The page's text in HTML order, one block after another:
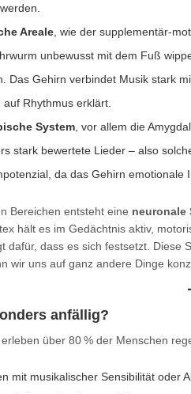
Areale , wie der supplementär-
unbewusst mit dem Fuß
Das Gehirn verbindet Musik stark
auf Rhythmus erklärt.
System , vor allem die
stark bewertete Lieder – also
da das Gehirn emotionale
Bereichen entsteht eine neuronale
hält es im Gedächtnis aktiv,
dafür, dass es sich festsetzt. Diese
wir uns auf ganz andere Dinge
anfällig?
über 80 % der Menschen
mit musikalischer Sensibilität oder